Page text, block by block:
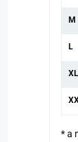
M
L
XL
* a